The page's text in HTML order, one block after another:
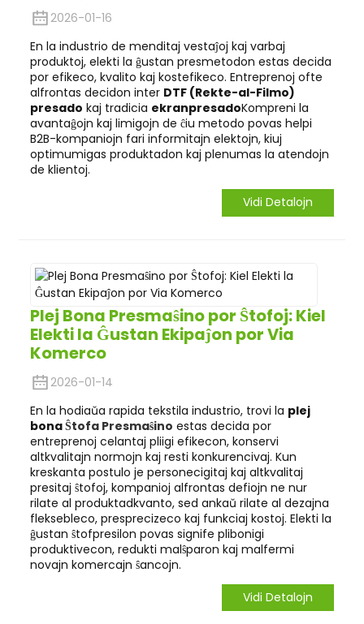
2026-01-16
En la industrio de menditaj vestaĵoj kaj varbaj
produktoj, elekti la ĝustan presmetodon estas decida
por efikeco, kvalito kaj kostefikeco. Entreprenoj ofte
alfrontas decidon inter DTF (Rekte-al-Filmo)
presado kaj tradicia ekranpresadoKompreni la
avantaĝojn kaj limigojn de ĉiu metodo povas helpi
B2B-kompaniojn fari informitajn elektojn, kiuj
optimumigas produktadon kaj plenumas la atendojn
de klientoj.
Vidi Detalojn
Plej Bona Presmaŝino por Ŝtofoj: Kiel
Elekti la Ĝustan Ekipaĵon por Via
Komerco
2026-01-14
En la hodiaŭa rapida tekstila industrio, trovi la plej
bonaŜtofa Presmaŝino estas decida por
entreprenoj celantaj pliigi efikecon, konservi
altkvalitajn normojn kaj resti konkurencivaj. Kun
kreskanta postulo je personecigitaj kaj altkvalitaj
presitaj ŝtofoj, kompanioj alfrontas defiojn ne nur
rilate al produktadkvanto, sed ankaŭ rilate al dezajna
fleksebleco, presprecizeco kaj funkciaj kostoj. Elekti la
ĝustan ŝtofpresilon povas signife plibonigi
produktivecon, redukti malŝparon kaj malfermi
novajn komercajn ŝancojn.
Vidi Detalojn